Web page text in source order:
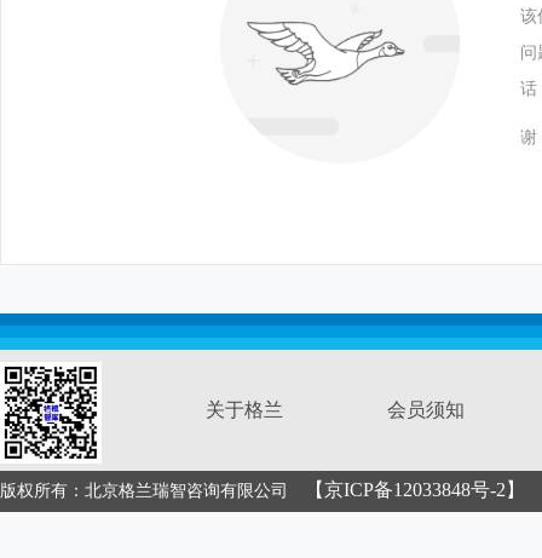
该
问
话
谢
关于格兰 会员须知
版权所有：北京格兰瑞智咨询有限公司 【京ICP备12033848号-2】